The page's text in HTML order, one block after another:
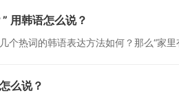
用韩语怎么说？
个热词的韩语表达方法如何？那么“家
么说？